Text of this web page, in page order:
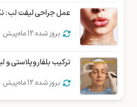
عمل جراحی لیفت لب :
بروز شده: 12 ماه پیش
ترکیب بلفاروپلاستی و
بروز شده: 12 ماه پیش